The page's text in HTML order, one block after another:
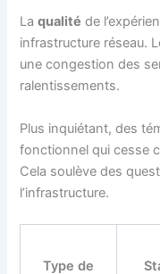
Laqualité de
infrastructure réseau.
une congestion des
ralentissements.
Plus inquiétant, des
fonctionnel qui cesse
Cela soulève des
l’infrastructure.
Type de